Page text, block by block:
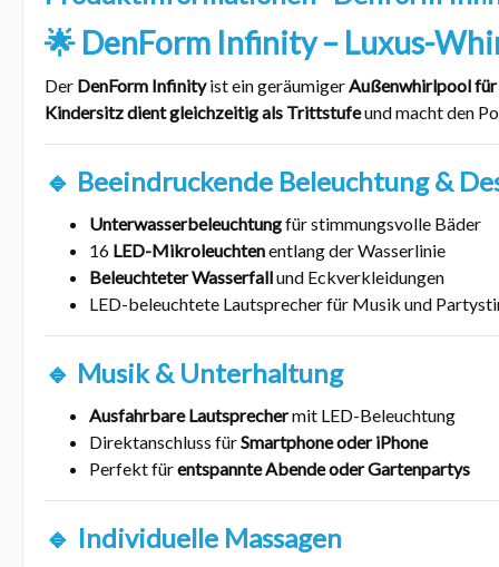
🌟 DenForm Infinity – Luxus-
Der DenForm Infinityist ein geräumiger Außenwhirlpool für
Kindersitz dient gleichzeitig als Trittstufeund macht den
🔹 Beeindruckende Beleuchtung &
Unterwasserbeleuchtungfür stimmungsvolle Bäder
16 LED-Mikroleuchtenentlang der Wasserlinie
Beleuchteter Wasserfallund Eckverkleidungen
LED-beleuchtete Lautsprecher für Musik und
🔹 Musik & Unterhaltung
Ausfahrbare Lautsprechermit LED-Beleuchtung
Direktanschluss fürSmartphone oder iPhone
Perfekt fürentspannte Abende oder Gartenpartys
🔹 Individuelle Massagen